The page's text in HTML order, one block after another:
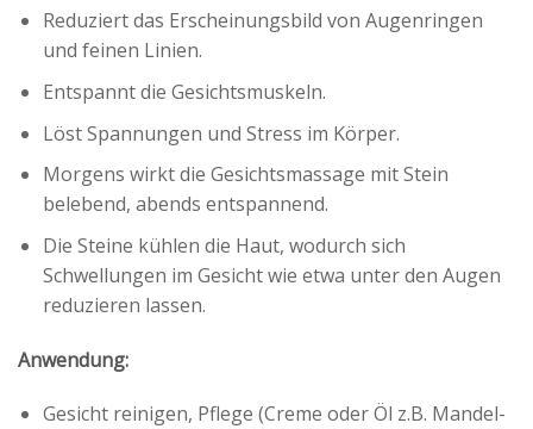
Reduziert das Erscheinungsbild von Augenringen
und feinen Linien.
Entspannt die Gesichtsmuskeln.
Löst Spannungen und Stress im Körper.
Morgens wirkt die Gesichtsmassage mit Stein
belebend, abends entspannend.
Die Steine kühlen die Haut, wodurch sich
Schwellungen im Gesicht wie etwa unter den Augen
reduzieren lassen.
Anwendung:
Gesicht reinigen, Pflege (Creme oder Öl z.B. Mandel-